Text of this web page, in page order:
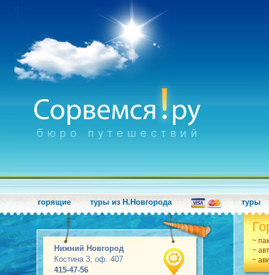
горящие туры из Н.Новгорода туры
Нижний Новгород
Костина 3, оф. 407
415-47-56
~
~
~